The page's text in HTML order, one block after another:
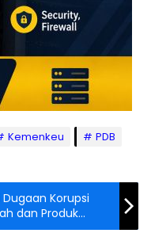
Kemenkeu
PDB
Dugaan Korupsi
dan Produk